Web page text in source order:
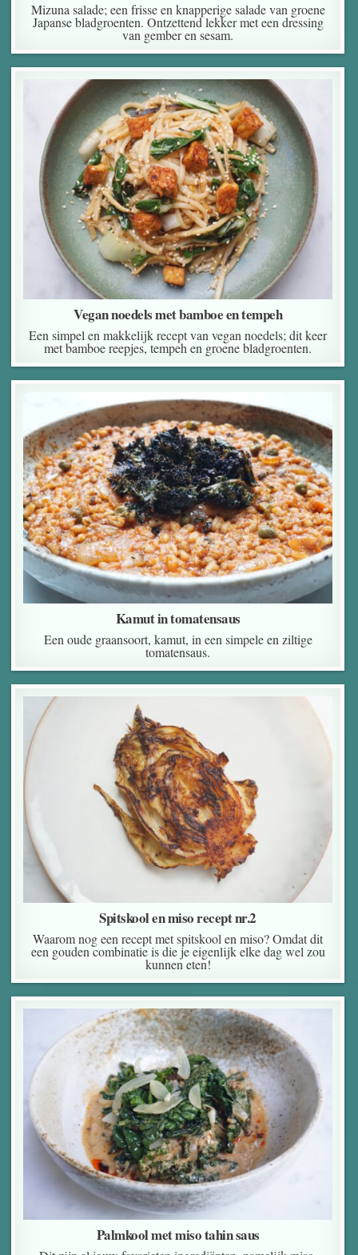
Mizuna salade; een frisse en knapperige salade van groene
Japanse bladgroenten. Ontzettend lekker met een dressing
van gember en sesam.
Vegan noedels met bamboe en tempeh
Een simpel en makkelijk recept van vegan noedels; dit keer
met bamboe reepjes, tempeh en groene bladgroenten.
Kamut in tomatensaus
Een oude graansoort, kamut, in een simpele en ziltige
tomatensaus.
Spitskool en miso recept nr.2
Waarom nog een recept met spitskool en miso? Omdat dit
een gouden combinatie is die je eigenlijk elke dag wel zou
kunnen eten!
Palmkool met miso tahin saus